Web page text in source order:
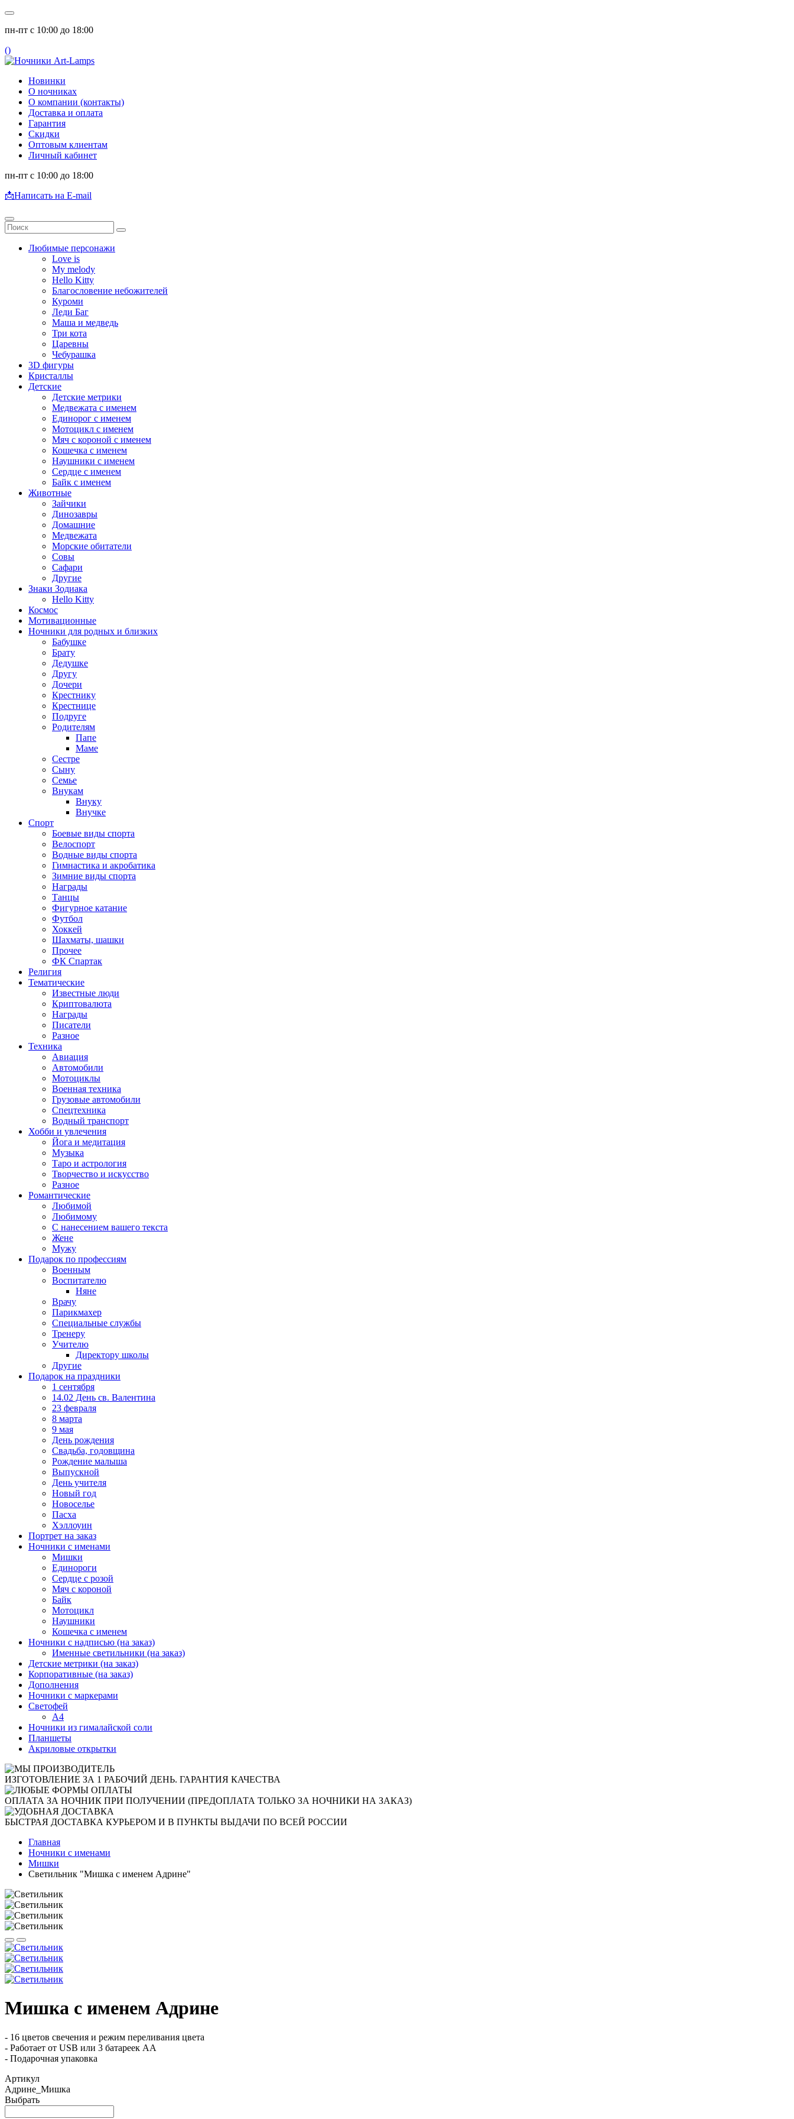
пн-пт с 10:00 до 18:00
()
Новинки
О ночниках
О компании (контакты)
Доставка и оплата
Гарантия
Скидки
Оптовым клиентам
Личный кабинет
пн-пт с 10:00 до 18:00
📩Написать на E-mail
Любимые персонажи
Love is
My melody
Hello Kitty
Благословение небожителей
Куроми
Леди Баг
Маша и медведь
Три кота
Царевны
Чебурашка
3D фигуры
Кристаллы
Детские
Детские метрики
Медвежата с именем
Единорог с именем
Мотоцикл с именем
Мяч с короной с именем
Кошечка с именем
Наушники с именем
Сердце с именем
Байк с именем
Животные
Зайчики
Динозавры
Домашние
Медвежата
Морские обитатели
Совы
Сафари
Другие
Знаки Зодиака
Hello Kitty
Космос
Мотивационные
Ночники для родных и близких
Бабушке
Брату
Дедушке
Другу
Дочери
Крестнику
Крестнице
Подруге
Родителям
Папе
Маме
Сестре
Сыну
Семье
Внукам
Внуку
Внучке
Спорт
Боевые виды спорта
Велоспорт
Водные виды спорта
Гимнастика и акробатика
Зимние виды спорта
Награды
Танцы
Фигурное катание
Футбол
Хоккей
Шахматы, шашки
Прочее
ФК Спартак
Религия
Тематические
Известные люди
Криптовалюта
Награды
Писатели
Разное
Техника
Авиация
Автомобили
Мотоциклы
Военная техника
Грузовые автомобили
Спецтехника
Водный транспорт
Хобби и увлечения
Йога и медитация
Музыка
Таро и астрология
Творчество и искусство
Разное
Романтические
Любимой
Любимому
С нанесением вашего текста
Жене
Мужу
Подарок по профессиям
Военным
Воспитателю
Няне
Врачу
Парикмахер
Специальные службы
Тренеру
Учителю
Директору школы
Другие
Подарок на праздники
1 сентября
14.02 День св. Валентина
23 февраля
8 марта
9 мая
День рождения
Свадьба, годовщина
Рождение малыша
Выпускной
День учителя
Новый год
Новоселье
Пасха
Хэллоуин
Портрет на заказ
Ночники с именами
Мишки
Единороги
Сердце с розой
Мяч с короной
Байк
Мотоцикл
Наушники
Кошечка с именем
Ночники с надписью (на заказ)
Именные светильники (на заказ)
Детские метрики (на заказ)
Корпоративные (на заказ)
Дополнения
Ночники с маркерами
Светофей
А4
Ночники из гималайской соли
Планшеты
Акриловые открытки
ИЗГОТОВЛЕНИЕ ЗА 1 РАБОЧИЙ ДЕНЬ. ГАРАНТИЯ КАЧЕСТВА
ОПЛАТА ЗА НОЧНИК ПРИ ПОЛУЧЕНИИ (ПРЕДОПЛАТА ТОЛЬКО ЗА НОЧНИКИ НА ЗАКАЗ)
БЫСТРАЯ ДОСТАВКА КУРЬЕРОМ И В ПУНКТЫ ВЫДАЧИ ПО ВСЕЙ РОССИИ
Главная
Ночники с именами
Мишки
Светильник "Мишка с именем Адрине"
Мишка с именем Адрине
- 16 цветов свечения и режим переливания цвета
- Работает от USB или 3 батареек АА
- Подарочная упаковка
Артикул
Адрине_Мишка
Выбрать